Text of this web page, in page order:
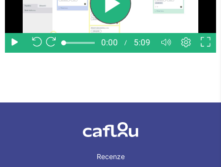
Recenze